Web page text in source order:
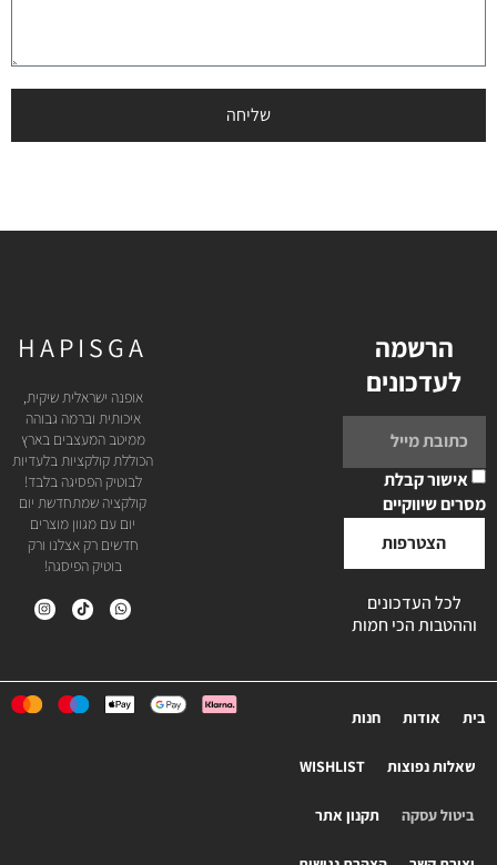
שליחה
הרשמה
לעדכונים
אישור קבלת
מסרים שיווקיים
הצטרפות
לכל העדכונים
וההטבות הכי חמות
HAPISGA
אופנה ישראלית שיקית,
איכותית וברמה גבוהה
ממיטב המעצבים בארץ
הכוללת קולקציות בלעדיות
לבוטיק הפסיגה בלבד!
קולקציה שמתחדשת יום
יום עם מגוון מוצרים
חדשים רק אצלנו ורק
בוטיק הפיסגה!
בית אודות חנות
שאלות נפוצות WISHLIST
ביטול עסקה תקנון אתר